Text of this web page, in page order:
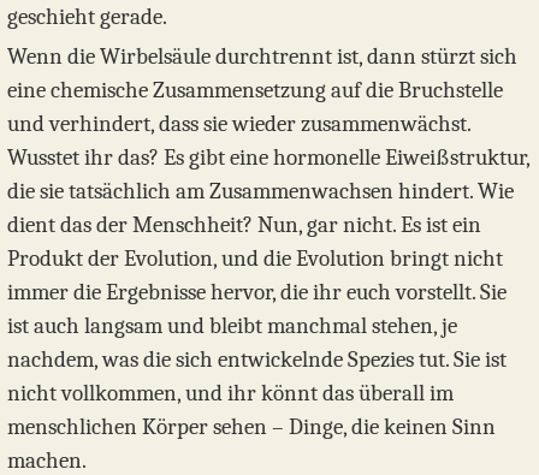
geschieht gerade.
Wenn die Wirbelsäule durchtrennt ist, dann stürzt sich
eine chemische Zusammensetzung auf die Bruchstelle
und verhindert, dass sie wieder zusammenwächst.
Wusstet ihr das? Es gibt eine hormonelle Eiweißstruktur,
die sie tatsächlich am Zusammenwachsen hindert. Wie
dient das der Menschheit? Nun, gar nicht. Es ist ein
Produkt der Evolution, und die Evolution bringt nicht
immer die Ergebnisse hervor, die ihr euch vorstellt. Sie
ist auch langsam und bleibt manchmal stehen, je
nachdem, was die sich entwickelnde Spezies tut. Sie ist
nicht vollkommen, und ihr könnt das überall im
menschlichen Körper sehen – Dinge, die keinen Sinn
machen.